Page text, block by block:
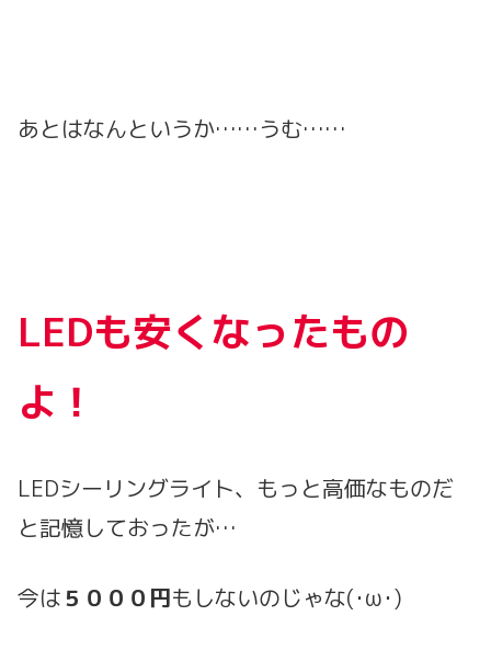
あとはなんというか……うむ……
LEDも安くなったもの
よ！
LEDシーリングライト、もっと高価なものだ
と記憶しておったが…
今は５０００円もしないのじゃな(･ω･)